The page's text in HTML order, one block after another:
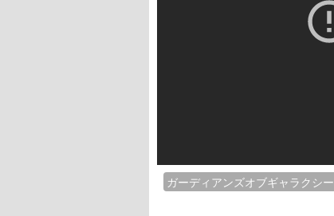
ガーディアンズオブギャラクシー